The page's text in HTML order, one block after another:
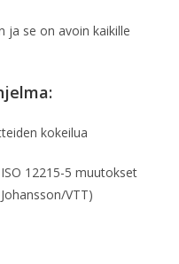
ja se on avoin kaikille
kokeilua
12215-5 muutokset
VTT)